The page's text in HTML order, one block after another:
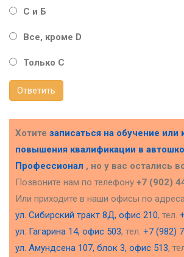
С и Б
Все, кроме D
Только С
Ответить
Хотите записаться на обучение или
повышения квалификации в
Профессионал , но у вас остались
Позвоните нам по телефону +7 (902)
Или приходите в наши офисы по
ул. Сибирский тракт 8Д, офис 210, тел.
ул. Гагарина 14, офис 503, тел. +7 (982)
ул. Амундсена 107, блок 3, офис 513,